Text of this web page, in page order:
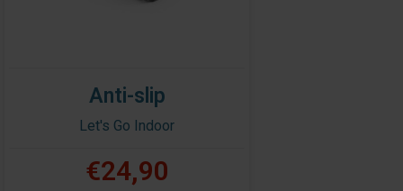
Anti-slip
Let's Go Indoor
€24,90